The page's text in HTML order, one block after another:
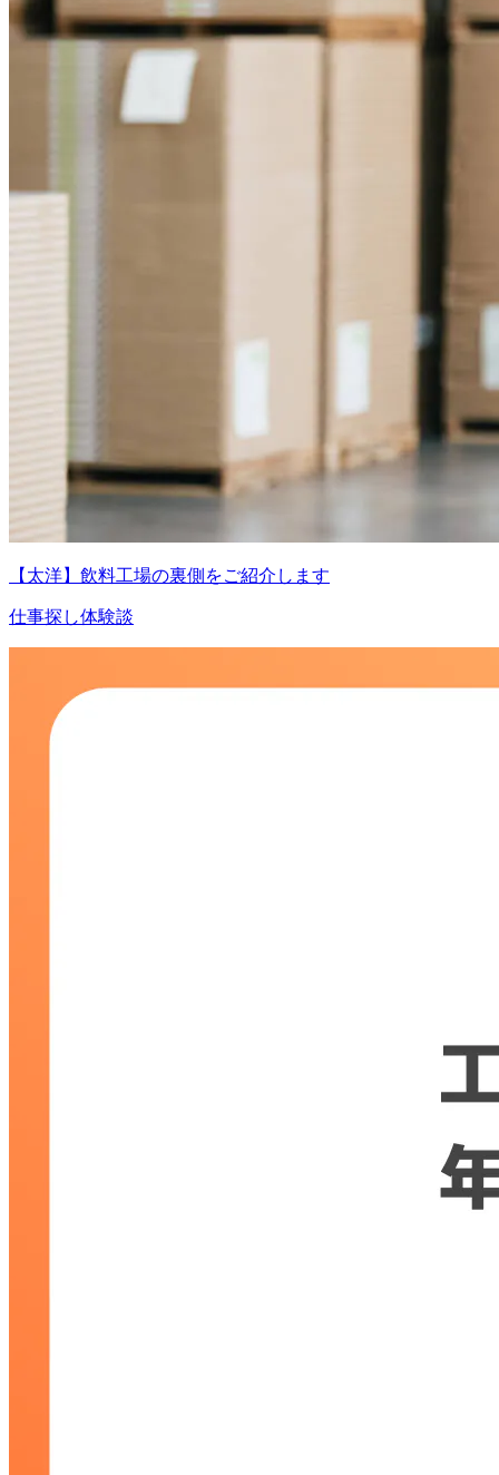
【太洋】飲料工場の裏側をご紹介します
仕事探し体験談